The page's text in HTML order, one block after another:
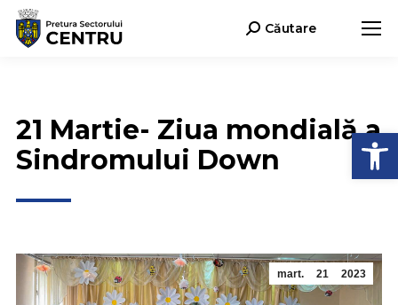
Search:Căutare
21 Martie- Ziua mondială a
Sindromului Down
mart. 21 2023